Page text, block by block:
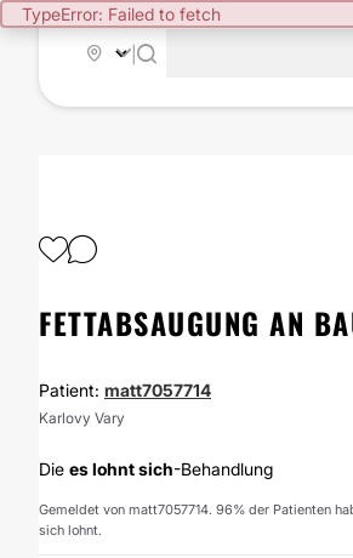
TypeError: Failed to fetch
FETTABSAUGUNG AN
Patient: matt7057714
Karlovy Vary
Die es lohnt sich-Behandlung
Gemeldet von matt7057714. 96% der Patienten
sich lohnt.